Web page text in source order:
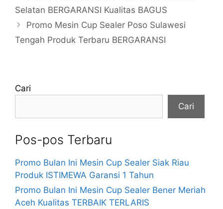
Selatan BERGARANSI Kualitas BAGUS
Promo Mesin Cup Sealer Poso Sulawesi
Tengah Produk Terbaru BERGARANSI
Cari
Cari
Pos-pos Terbaru
Promo Bulan Ini Mesin Cup Sealer Siak Riau
Produk ISTIMEWA Garansi 1 Tahun
Promo Bulan Ini Mesin Cup Sealer Bener Meriah
Aceh Kualitas TERBAIK TERLARIS